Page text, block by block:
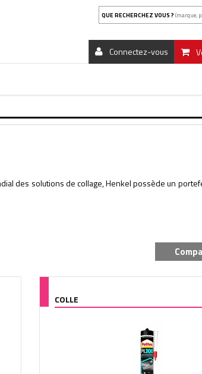
QUE RECHERCHEZ VOUS ? (marque,
Connectez-vous
des solutions de collage, Henkel possède un
COLLE